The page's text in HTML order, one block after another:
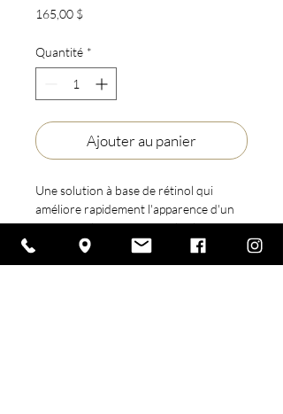
165,00 $Prix
Quantité *
Ajouter au panier
Une solution à base de rétinol qui
améliore rapidement l'apparence d'un
teint inégal pour un teint plus lumineux,
plus net et plus lisse.